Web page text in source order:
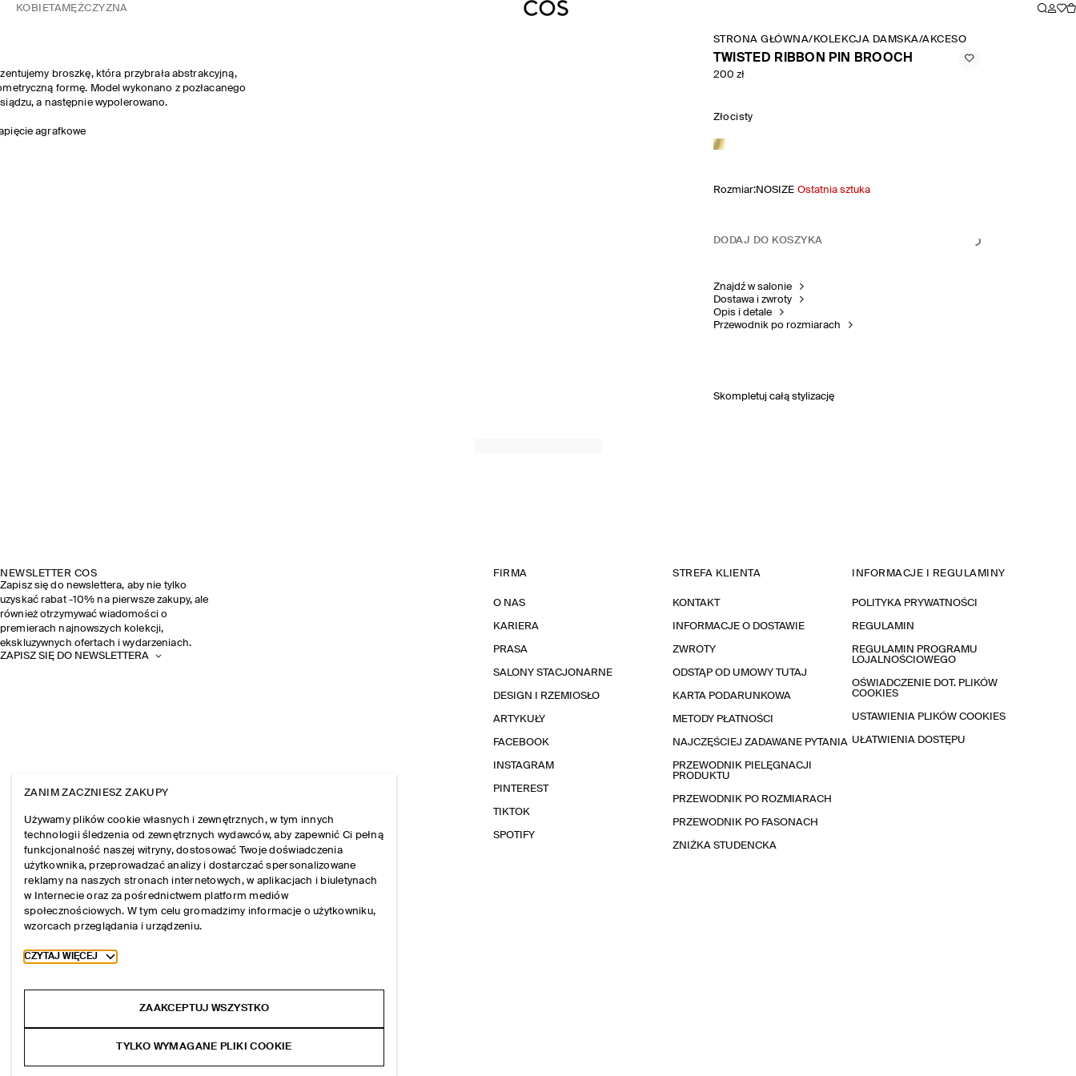
KOBIETA MĘŻCZYZNA
broszkę, która przybrała abstrakcyjną,
formę. Model wykonano z pozłacanego
a następnie wypolerowano.
agrafkowe
STRONA GŁÓWNA/ KOLEKCJA DAMSKA/AKCESORIA I DODATKI
TWISTED RIBBON PIN BROOCH
200 zł
Złocisty
Rozmiar:NOSIZE Ostatnia sztuka
DODAJ DO KOSZYKA
Znajdź w salonie
Dostawa i zwroty
Opis i detale
Przewodnik po rozmiarach
Skompletuj całą stylizację
NEWSLETTER COS
Zapisz się do newslettera, aby nie tylko
uzyskać rabat -10% na pierwsze zakupy, ale
również otrzymywać wiadomości o
premierach najnowszych kolekcji,
ekskluzywnych ofertach i wydarzeniach.
ZAPISZ SIĘ DO NEWSLETTERA
FIRMA
O NAS
KARIERA
PRASA
SALONY STACJONARNE
DESIGN I RZEMIOSŁO
ARTYKUŁY
FACEBOOK
INSTAGRAM
PINTEREST
TIKTOK
SPOTIFY
STREFA KLIENTA
KONTAKT
INFORMACJE O DOSTAWIE
ZWROTY
ODSTĄP OD UMOWY TUTAJ
KARTA PODARUNKOWA
METODY PŁATNOŚCI
NAJCZĘŚCIEJ ZADAWANE PYTANIA
PRZEWODNIK PIELĘGNACJI
PRODUKTU
PRZEWODNIK PO ROZMIARACH
PRZEWODNIK PO FASONACH
ZNIŻKA STUDENCKA
INFORMACJE I REGULAMINY
POLITYKA PRYWATNOŚCI
REGULAMIN
REGULAMIN PROGRAMU
LOJALNOŚCIOWEGO
OŚWIADCZENIE DOT. PLIKÓW
COOKIES
USTAWIENIA PLIKÓW COOKIES
UŁATWIENIA DOSTĘPU
ZANIM ZACZNIESZ ZAKUPY
Używamy plików cookie własnych i zewnętrznych, w tym innych
technologii śledzenia od zewnętrznych wydawców, aby zapewnić Ci pełną
funkcjonalność naszej witryny, dostosować Twoje doświadczenia
użytkownika, przeprowadzać analizy i dostarczać spersonalizowane
reklamy na naszych stronach internetowych, w aplikacjach i biuletynach
w Internecie oraz za pośrednictwem platform mediów
społecznościowych. W tym celu gromadzimy informacje o użytkowniku,
wzorcach przeglądania i urządzeniu.
Toggle more cookie information
CZYTAJ WIĘCEJ
ZAAKCEPTUJ WSZYSTKO
TYLKO WYMAGANE PLIKI COOKIE